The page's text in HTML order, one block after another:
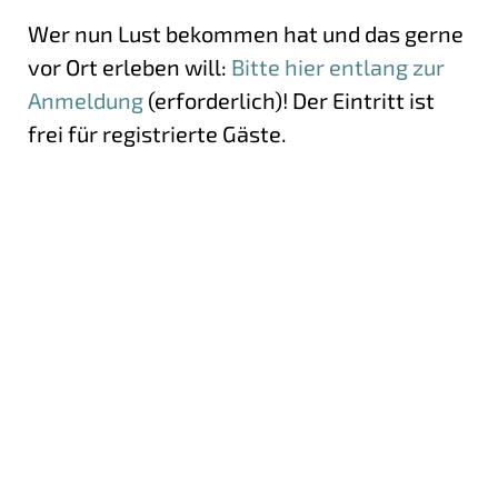
Wer nun Lust bekommen hat und das gerne
vor Ort erleben will: Bitte hier entlang zur
Anmeldung (erforderlich)! Der Eintritt ist
frei für registrierte Gäste.